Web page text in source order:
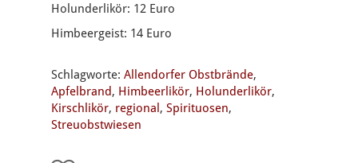
Holunderlikör: 12 Euro
Himbeergeist: 14 Euro
Schlagworte: Allendorfer Obstbrände,
Apfelbrand, Himbeerlikör, Holunderlikör,
Kirschlikör, regional , Spirituosen,
Streuobstwiesen